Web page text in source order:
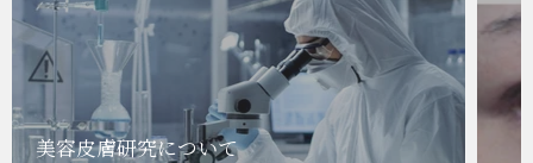
美容皮膚研究について